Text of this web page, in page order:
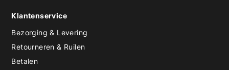
Klantenservice
Bezorging & Levering
Retourneren & Ruilen
Betalen